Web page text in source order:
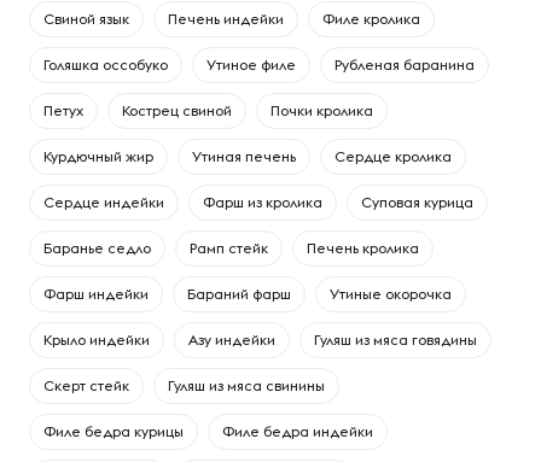
Свиной язык Печень индейки Филе кролика
Голяшка оссобуко Утиное филе Рубленая баранина
Петух Кострец свиной Почки кролика
Курдючный жир Утиная печень Сердце кролика
Сердце индейки Фарш из кролика Суповая курица
Баранье седло Рамп стейк Печень кролика
Фарш индейки Бараний фарш Утиные окорочка
Крыло индейки Азу индейки Гуляш из мяса говядины
Скерт стейк Гуляш из мяса свинины
Филе бедра курицы Филе бедра индейки